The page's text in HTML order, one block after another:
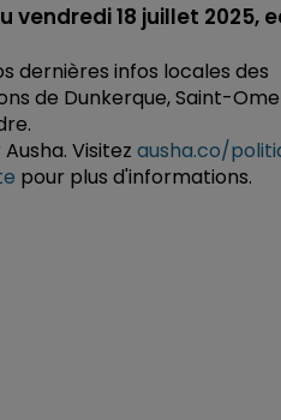
vendredi 18 juillet 2025,
dernières infos locales des
de Dunkerque, Saint-
Visitez ausha.co/
pour plus d'informations.